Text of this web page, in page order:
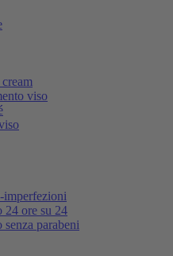
viso
imperfezioni
24 ore su 24
parabeni